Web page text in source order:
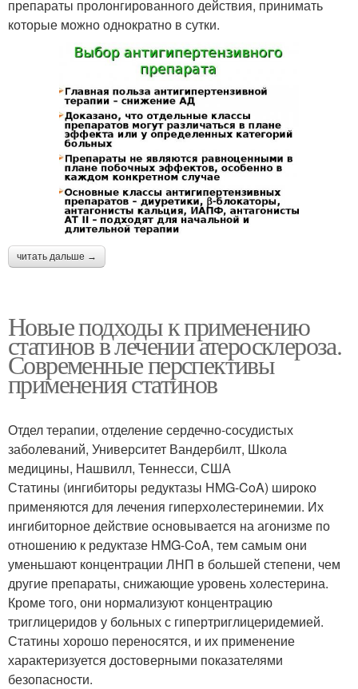
препараты пролонгированного действия, принимать
которые можно однократно в сутки.
читать дальше →
Новые подходы к применению
статинов в лечении атеросклероза.
Современные перспективы
применения статинов
Отдел терапии, отделение сердечно-сосудистых
заболеваний, Университет Вандербилт, Школа
медицины, Нашвилл, Теннесси, США
Статины (ингибиторы редуктазы HMG-CoA) широко
применяются для лечения гиперхолестеринемии. Их
ингибиторное действие основывается на агонизме по
отношению к редуктазе HMG-CoA, тем самым они
уменьшают концентрации ЛНП в большей степени, чем
другие препараты, снижающие уровень холестерина.
Кроме того, они нормализуют концентрацию
триглицеридов у больных с гипертриглицеридемией.
Статины хорошо переносятся, и их применение
характеризуется достоверными показателями
безопасности.